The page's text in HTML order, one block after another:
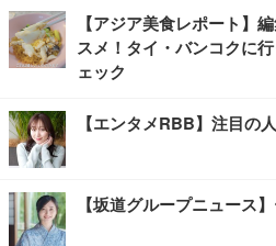
【アジア美食レポート】
スメ！タイ・バンコクに
ェック
【エンタメRBB】注目の
【坂道グループニュース